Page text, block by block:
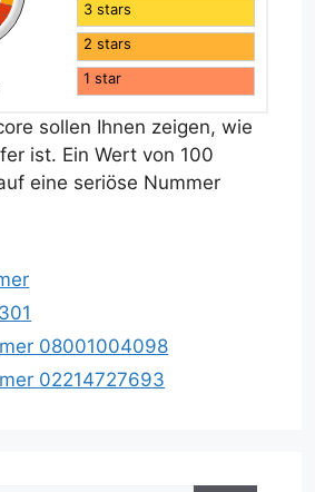
3 stars
2 stars
1 star
sollen Ihnen zeigen, wie
ist. Ein Wert von 100
eine seriöse Nummer
08001004098
02214727693